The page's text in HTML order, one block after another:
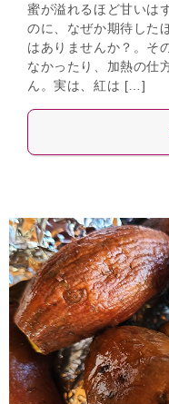
蜜が溢れるほど甘いは
のに、なぜか期待した
はありませんか？。そ
なかったり、加熱の仕
ん。実は、紅は […]